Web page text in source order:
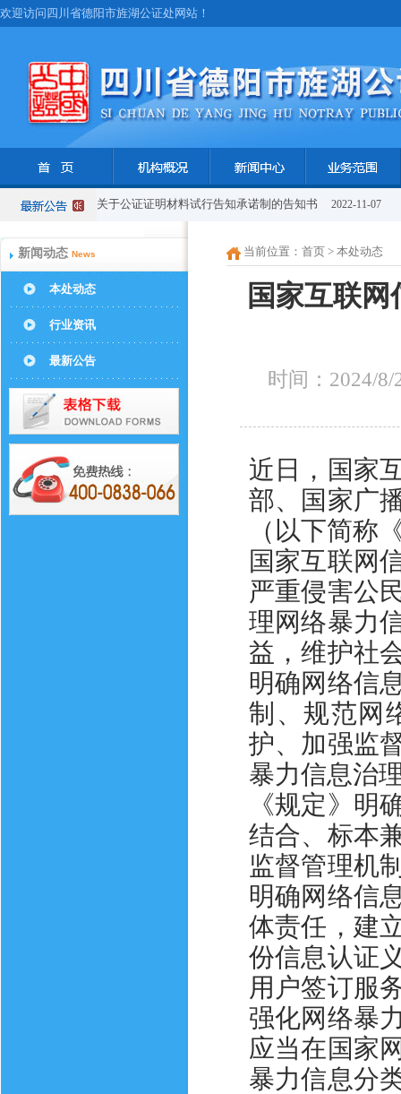
欢迎访问四川省德阳市旌湖公证处网站！
关于公证证明材料试行告知承诺制的告知书 2022-11-07
新闻动态 News
本处动态
行业资讯
最新公告
当前位置： 首页 > 本处动态
国家互联
时间：2024/
近日，国家
部、国家广
（以下简称
国家互联网
严重侵害公
理网络暴力
益，维护社
明确网络信
制、规范网
护、加强监
暴力信息治
《规定》明
结合、标本
监督管理机
明确网络信
体责任，建
份信息认证
用户签订服
强化网络暴
应当在国家
暴力信息分